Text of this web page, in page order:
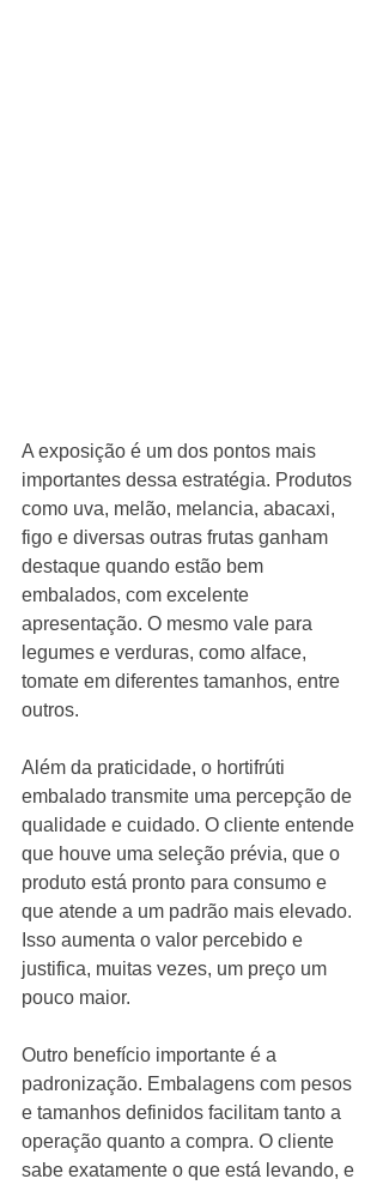
A exposição é um dos pontos mais
importantes dessa estratégia. Produtos
como uva, melão, melancia, abacaxi,
figo e diversas outras frutas ganham
destaque quando estão bem
embalados, com excelente
apresentação. O mesmo vale para
legumes e verduras, como alface,
tomate em diferentes tamanhos, entre
outros.
Além da praticidade, o hortifrúti
embalado transmite uma percepção de
qualidade e cuidado. O cliente entende
que houve uma seleção prévia, que o
produto está pronto para consumo e
que atende a um padrão mais elevado.
Isso aumenta o valor percebido e
justifica, muitas vezes, um preço um
pouco maior.
Outro benefício importante é a
padronização. Embalagens com pesos
e tamanhos definidos facilitam tanto a
operação quanto a compra. O cliente
sabe exatamente o que está levando, e